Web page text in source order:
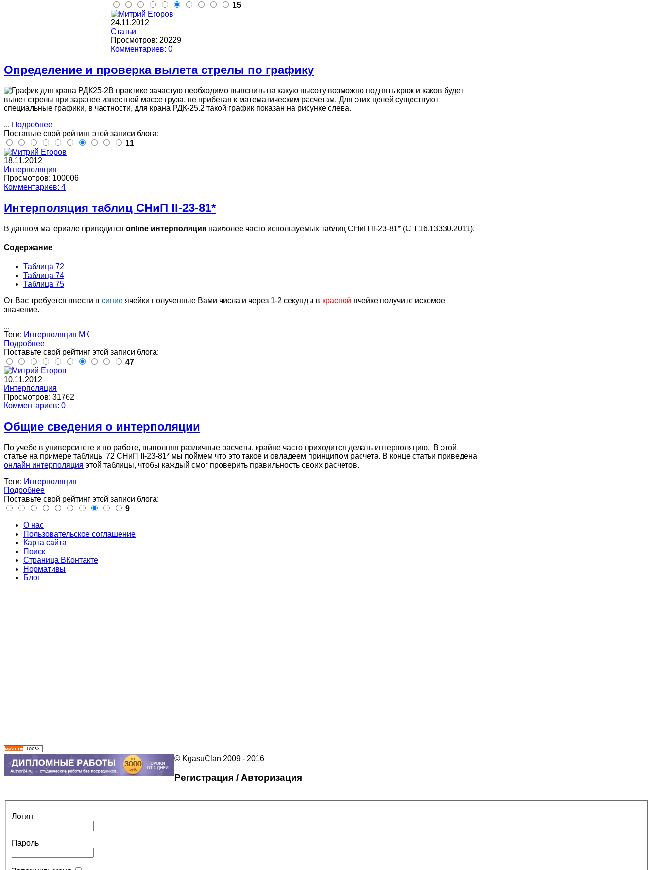
15
24.11.2012
Статьи
Просмотров: 20229
Комментариев: 0
Определение и проверка вылета стрелы по графику
В практике зачастую необходимо выяснить на какую высоту возможно поднять крюк и каков будет
вылет стрелы при заранее известной массе груза, не прибегая к математическим расчетам. Для этих целей существуют
специальные графики, в частности, для крана РДК-25.2 такой график показан на рисунке слева.
... Подробнее
Поставьте свой рейтинг этой записи блога:
11
18.11.2012
Интерполяция
Просмотров: 100006
Комментариев: 4
Интерполяция таблиц СНиП II-23-81*
В данном материале приводится online интерполяция наиболее часто используемых таблиц СНиП II-23-81* (СП 16.13330.2011).
Содержание
Таблица 72
Таблица 74
Таблица 75
От Вас требуется ввести в синие ячейки полученные Вами числа и через 1-2 секунды в красной ячейке получите искомое
значение.
...
Теги: Интерполяция МК
Подробнее
Поставьте свой рейтинг этой записи блога:
47
10.11.2012
Интерполяция
Просмотров: 31762
Комментариев: 0
Общие сведения о интерполяции
По учебе в университете и по работе, выполняя различные расчеты, крайне часто приходится делать интерполяцию. В этой
статье на примере таблицы 72 СНиП II-23-81* мы поймем что это такое и овладеем принципом расчета. В конце статьи приведена
онлайн интерполяция этой таблицы, чтобы каждый смог проверить правильность своих расчетов.
Теги: Интерполяция
Подробнее
Поставьте свой рейтинг этой записи блога:
9
О нас
Пользовательское соглашение
Карта сайта
Поиск
Страница ВКонтакте
Нормативы
Блог
© KgasuClan 2009 - 2016
Регистрация / Авторизация
Логин
Пароль